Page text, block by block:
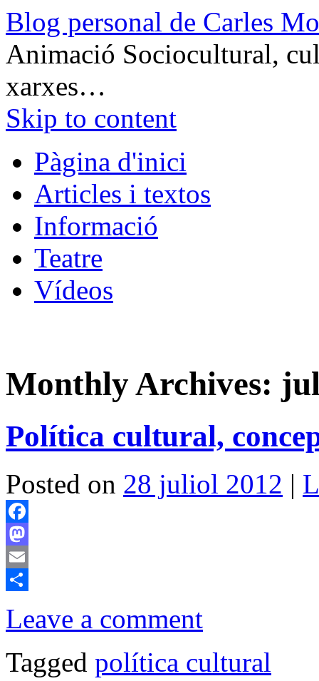
Blog personal de Carles
Animació Sociocultural,
xarxes…
Skip to content
Pàgina d'inici
Articles i textos
Informació
Teatre
Vídeos
Monthly Archives:
Política cultural,
Posted on 28 juliol 2012 |
Facebook
Mastodon
Email
Leave a comment
Tagged política cultural